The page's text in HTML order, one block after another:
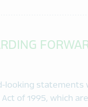
looking statements
of 1995, which